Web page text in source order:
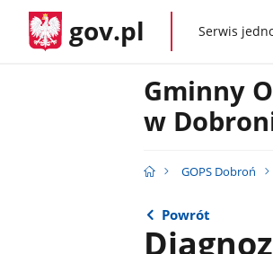
gov.pl gov.plSerwis
Gminny
w
GOPS Dobroń
Powrót